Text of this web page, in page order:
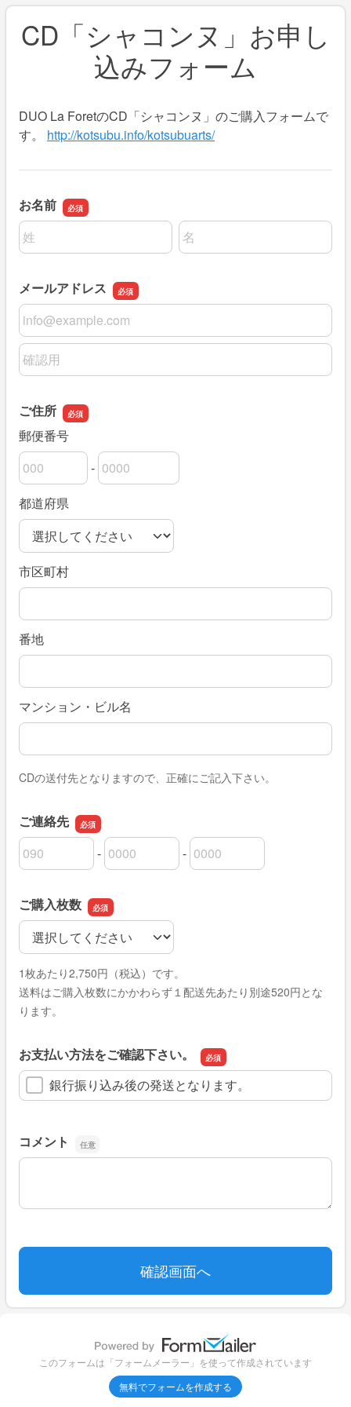
CD「シャコンヌ」お申し
込みフォーム
DUO La ForetのCD「シャコンヌ」のご購入フォームで
す。 http://kotsubu.info/kotsubuarts/
お名前
名前の姓
名前の名
メールアドレス
メールアドレス
メールアドレスの確認用
ご住所
郵便番号
郵便番号の上3桁
-
郵便番号の下4桁
都道府県
市区町村
番地
マンション・ビル名
CDの送付先となりますので、正確にご記入下さい。
ご連絡先
ご連絡先の市外局番
-
ご連絡先の市内局番 -
ご連絡先の加入者番号
ご購入枚数
ご購入枚数
1枚あたり2,750円（税込）です。
送料はご購入枚数にかかわらず１配送先あたり別途520円とな
ります。
お支払い方法をご確認下さい。
銀行振り込み後の発送となります。
コメント
コメント
このフォームは「フォームメーラー」を使って作成されています
無料でフォームを作成する